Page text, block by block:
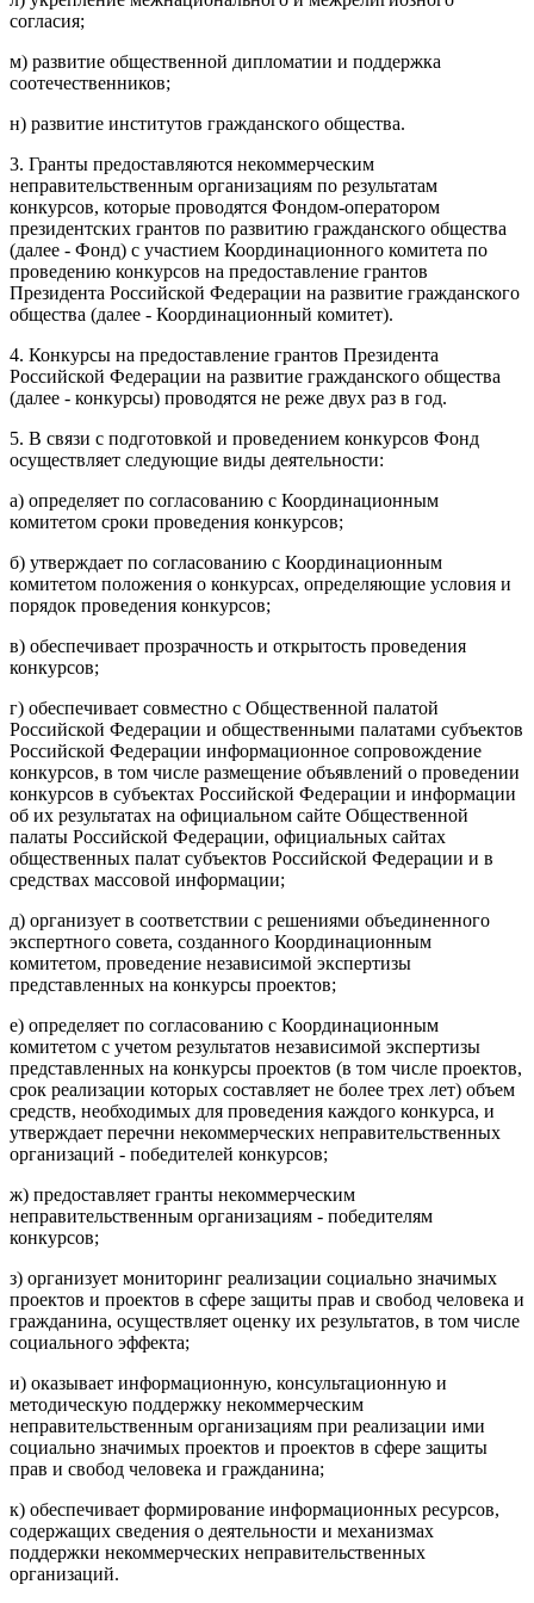
согласия;
м) развитие общественной дипломатии и поддержка
соотечественников;
н) развитие институтов гражданского общества.
3. Гранты предоставляются некоммерческим
неправительственным организациям по результатам
конкурсов, которые проводятся Фондом-оператором
президентских грантов по развитию гражданского общества
(далее - Фонд) с участием Координационного комитета по
проведению конкурсов на предоставление грантов
Президента Российской Федерации на развитие гражданского
общества (далее - Координационный комитет).
4. Конкурсы на предоставление грантов Президента
Российской Федерации на развитие гражданского общества
(далее - конкурсы) проводятся не реже двух раз в год.
5. В связи с подготовкой и проведением конкурсов Фонд
осуществляет следующие виды деятельности:
а) определяет по согласованию с Координационным
комитетом сроки проведения конкурсов;
б) утверждает по согласованию с Координационным
комитетом положения о конкурсах, определяющие условия и
порядок проведения конкурсов;
в) обеспечивает прозрачность и открытость проведения
конкурсов;
г) обеспечивает совместно с Общественной палатой
Российской Федерации и общественными палатами субъектов
Российской Федерации информационное сопровождение
конкурсов, в том числе размещение объявлений о проведении
конкурсов в субъектах Российской Федерации и информации
об их результатах на официальном сайте Общественной
палаты Российской Федерации, официальных сайтах
общественных палат субъектов Российской Федерации и в
средствах массовой информации;
д) организует в соответствии с решениями объединенного
экспертного совета, созданного Координационным
комитетом, проведение независимой экспертизы
представленных на конкурсы проектов;
е) определяет по согласованию с Координационным
комитетом с учетом результатов независимой экспертизы
представленных на конкурсы проектов (в том числе проектов,
срок реализации которых составляет не более трех лет) объем
средств, необходимых для проведения каждого конкурса, и
утверждает перечни некоммерческих неправительственных
организаций - победителей конкурсов;
ж) предоставляет гранты некоммерческим
неправительственным организациям - победителям
конкурсов;
з) организует мониторинг реализации социально значимых
проектов и проектов в сфере защиты прав и свобод человека и
гражданина, осуществляет оценку их результатов, в том числе
социального эффекта;
и) оказывает информационную, консультационную и
методическую поддержку некоммерческим
неправительственным организациям при реализации ими
социально значимых проектов и проектов в сфере защиты
прав и свобод человека и гражданина;
к) обеспечивает формирование информационных ресурсов,
содержащих сведения о деятельности и механизмах
поддержки некоммерческих неправительственных
организаций.